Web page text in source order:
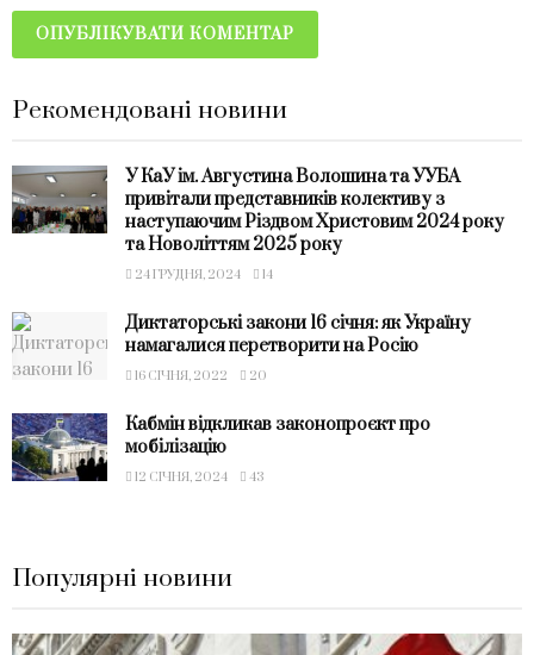
Рекомендовані новини
У КаУ ім. Августина Волошина та УУБА
привітали представників колективу з
наступаючим Різдвом Христовим 2024 року
та Новоліттям 2025 року
24 ГРУДНЯ, 2024 14
Диктаторські закони 16 січня: як Україну
намагалися перетворити на Росію
16 СІЧНЯ, 2022 20
Кабмін відкликав законопроєкт про
мобілізацію
12 СІЧНЯ, 2024 43
Популярні новини